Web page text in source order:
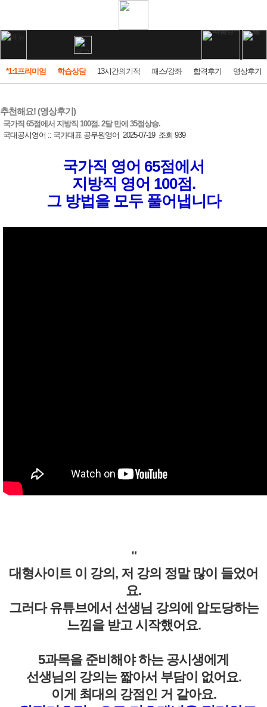
*1:1프리미엄 학습상담 13시간의기적 패스/강좌 합격후기 영상후기
추천해요! (영상후기)
국가직 65점에서 지방직 100점. 2달 만에 35점상승.
국대공시영어 :: 국가대표 공무원영어 2025-07-19 조회 939
국가직 영어 65점에서
지방직 영어 100점.
그 방법을 모두 풀어냅니다
"
대형사이트 이 강의, 저 강의 정말 많이 들었어
요.
그러다 유튜브에서 선생님 강의에 압도당하는
느낌을 받고 시작했어요.
5과목을 준비해야 하는 공시생에게
선생님의 강의는 짧아서 부담이 없어요.
이게 최대의 강점인 거 같아요.